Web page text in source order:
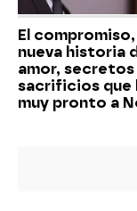
El compromiso,
nueva historia
amor, secretos
sacrificios que
muy pronto a